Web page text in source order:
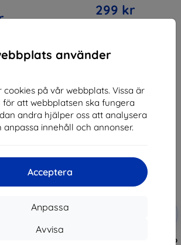
använder
cookies på vår webbplats. Vissa är
för att webbplatsen ska fungera
andra hjälper oss att analysera
innehåll och annonser.
Acceptera
Anpassa
Avvisa
299 kr
SMART5
-5%
-5%
Torba Sunnylife Standard Combo